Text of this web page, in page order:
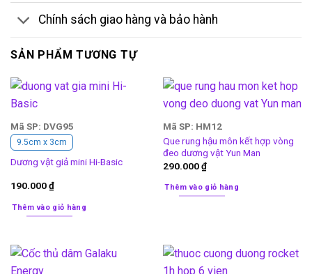
Chính sách giao hàng và bảo hành
SẢN PHẨM TƯƠNG TỰ
Mã SP: DVG95
9.5cm x 3cm
Dương vật giả mini Hi-Basic
190.000₫
Thêm vào giỏ hàng
Mã SP: HM12
Que rung hậu môn kết hợp vòng
đeo dương vật Yun Man
290.000₫
Thêm vào giỏ hàng